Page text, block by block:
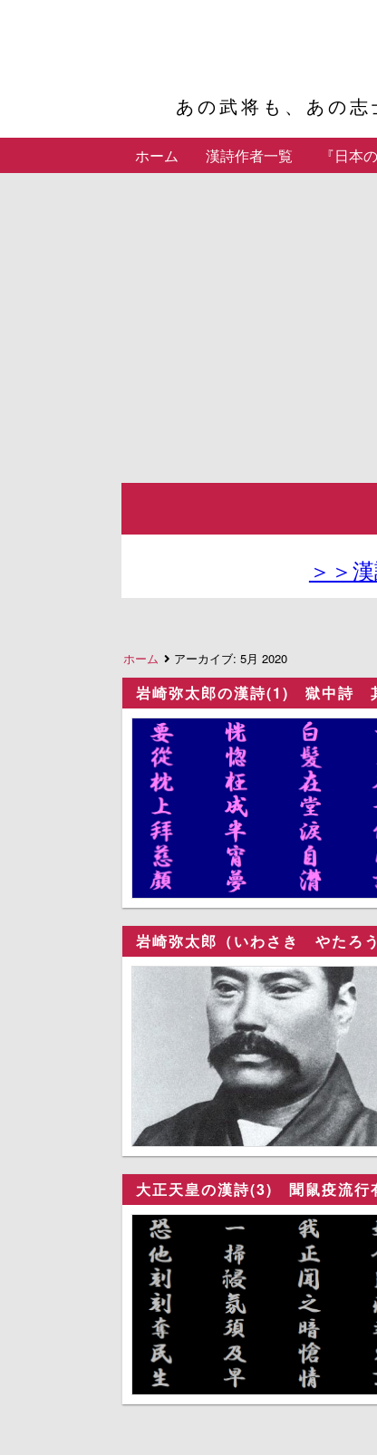
あの武将も、あの
ホーム 漢詩作者一覧 『日本
＞＞
ホーム アーカイブ:5月 2020
岩崎弥太郎の漢詩(1) 獄中詩
岩崎弥太郎（いわさき やたろう
大正天皇の漢詩(3) 聞鼠疫流行